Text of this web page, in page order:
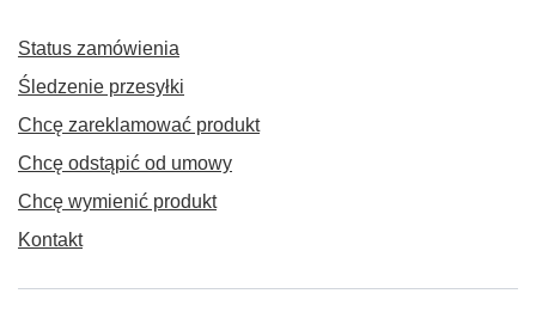
Status zamówienia
Śledzenie przesyłki
Chcę zareklamować produkt
Chcę odstąpić od umowy
Chcę wymienić produkt
Kontakt